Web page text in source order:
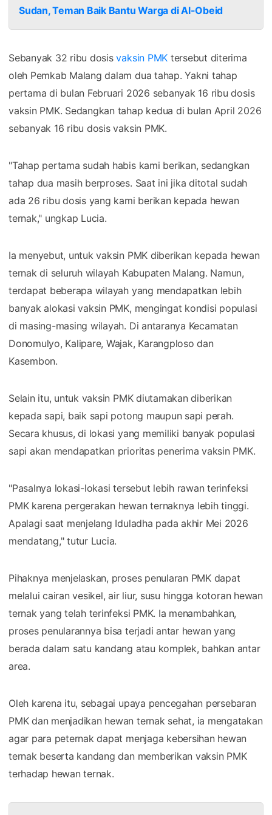
Sudan, Teman Baik Bantu Warga di Al-Obeid
Sebanyak 32 ribu dosisvaksin PMK tersebut diterima
oleh Pemkab Malang dalam dua tahap. Yakni tahap
pertama di bulan Februari 2026 sebanyak 16 ribu dosis
vaksin PMK. Sedangkan tahap kedua di bulan April 2026
sebanyak 16 ribu dosis vaksin PMK.
"Tahap pertama sudah habis kami berikan, sedangkan
tahap dua masih berproses. Saat ini jika ditotal sudah
ada 26 ribu dosis yang kami berikan kepada hewan
ternak," ungkap Lucia.
Ia menyebut, untuk vaksin PMK diberikan kepada hewan
ternak di seluruh wilayah Kabupaten Malang. Namun,
terdapat beberapa wilayah yang mendapatkan lebih
banyak alokasi vaksin PMK, mengingat kondisi populasi
di masing-masing wilayah. Di antaranya Kecamatan
Donomulyo, Kalipare, Wajak, Karangploso dan
Kasembon.
Selain itu, untuk vaksin PMK diutamakan diberikan
kepada sapi, baik sapi potong maupun sapi perah.
Secara khusus, di lokasi yang memiliki banyak populasi
sapi akan mendapatkan prioritas penerima vaksin PMK.
"Pasalnya lokasi-lokasi tersebut lebih rawan terinfeksi
PMK karena pergerakan hewan ternaknya lebih tinggi.
Apalagi saat menjelang Iduladha pada akhir Mei 2026
mendatang," tutur Lucia.
Pihaknya menjelaskan, proses penularan PMK dapat
melalui cairan vesikel, air liur, susu hingga kotoran hewan
ternak yang telah terinfeksi PMK. Ia menambahkan,
proses penularannya bisa terjadi antar hewan yang
berada dalam satu kandang atau komplek, bahkan antar
area.
Oleh karena itu, sebagai upaya pencegahan persebaran
PMK dan menjadikan hewan ternak sehat, ia mengatakan
agar para peternak dapat menjaga kebersihan hewan
ternak beserta kandang dan memberikan vaksin PMK
terhadap hewan ternak.